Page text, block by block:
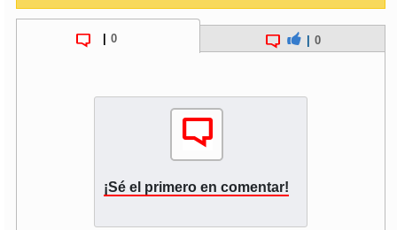
soychiloé
0 0
¡Sé el primero en comentar!